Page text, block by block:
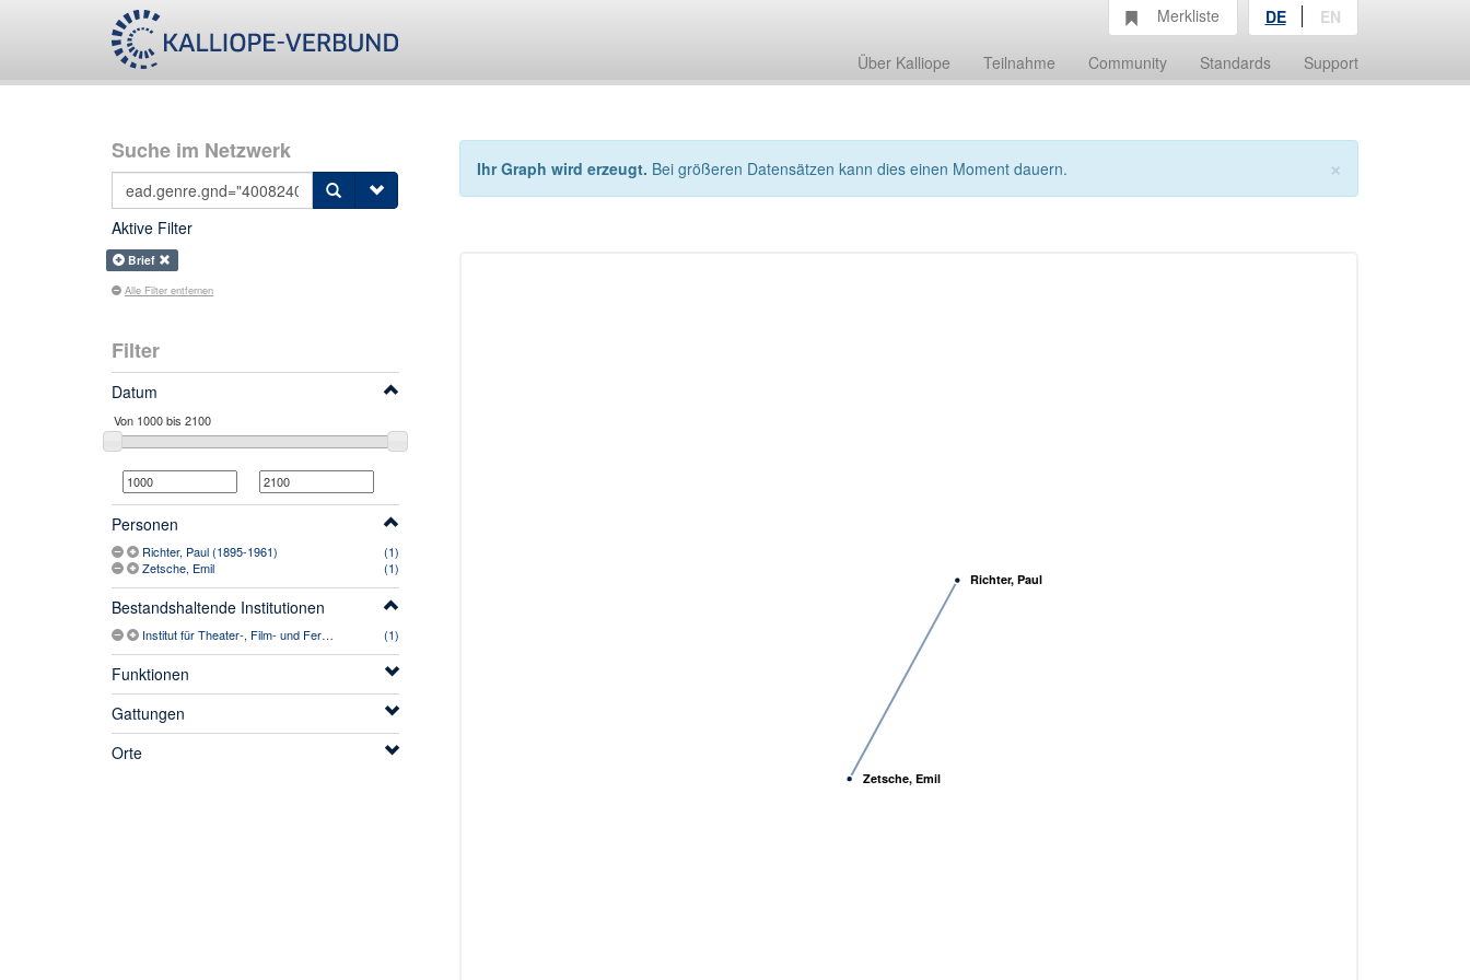
Über Kalliope Teilnahme Community Standards Support
Merkliste DE EN
Suche im Netzwerk
Aktive Filter
Brief
Alle Filter entfernen
Filter
Datum
Personen
Richter, Paul (1895-1961)
(1)
Zetsche, Emil
(1)
Bestandshaltende Institutionen
Institut für Theater-, Film- und Fernsehwissenschaft (Köln). Theatersammlung (1)
Funktionen
Gattungen
Orte
×
Ihr Graph wird erzeugt. Bei größeren Datensätzen kann dies einen Moment dauern.
Richter, Paul
Zetsche, Emil